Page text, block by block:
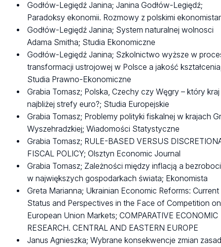
Godłów-Legiędź Janina; Janina Godłów-Legiędź;
Paradoksy ekonomii. Rozmowy z polskimi
Godłów-Legiędź Janina; System naturalnej wolnosci
Adama Smitha; Studia Ekonomiczne
Godłów-Legiędź Janina; Szkolnictwo wyższe w
transformacji ustrojowej w Polsce a jakość
Studia Prawno-Ekonomiczne
Grabia Tomasz; Polska, Czechy czy Węgry – który
najbliżej strefy euro?; Studia Europejskie
Grabia Tomasz; Problemy polityki fiskalnej w krajach
Wyszehradzkiej; Wiadomości Statystyczne
Grabia Tomasz; RULE-BASED VERSUS
FISCAL POLICY; Olsztyn Economic Journal
Grabia Tomasz; Zależności między inflacją a
w największych gospodarkach świata; Ekonomista
Greta Marianna; Ukrainian Economic Reforms: Current
Status and Perspectives in the Face of Competition on
European Union Markets; COMPARATIVE ECONOMIC
RESEARCH. CENTRAL AND EASTERN EUROPE
Janus Agnieszka; Wybrane konsekwencje zmian